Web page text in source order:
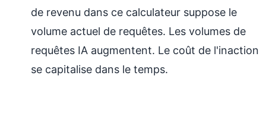
de revenu dans ce calculateur suppose le
volume actuel de requêtes. Les volumes de
requêtes IA augmentent. Le coût de l'inaction
se capitalise dans le temps.